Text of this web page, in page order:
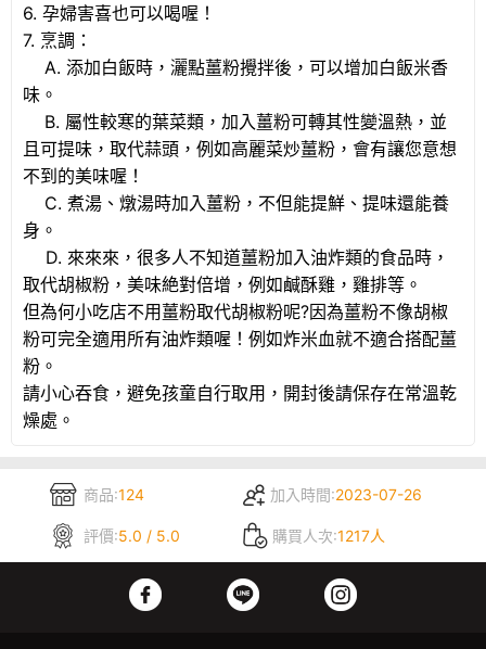
6. 孕婦害喜也可以喝喔！
7. 烹調：
A. 添加白飯時，灑點薑粉攪拌後，可以增加白飯米香
味。
B. 屬性較寒的葉菜類，加入薑粉可轉其性變溫熱，並
且可提味，取代蒜頭，例如高麗菜炒薑粉，會有讓您意想
不到的美味喔！
C. 煮湯、燉湯時加入薑粉，不但能提鮮、提味還能養
身。
D. 來來來，很多人不知道薑粉加入油炸類的食品時，
取代胡椒粉，美味絶對倍增，例如鹹酥雞，雞排等。
但為何小吃店不用薑粉取代胡椒粉呢?因為薑粉不像胡椒
粉可完全適用所有油炸類喔！例如炸米血就不適合搭配薑
粉。
請小心吞食，避免孩童自行取用，開封後請保存在常溫乾
燥處。
商品:124 加入時間:2023-07-26
評價:5.0 / 5.0 購買人次:1217人